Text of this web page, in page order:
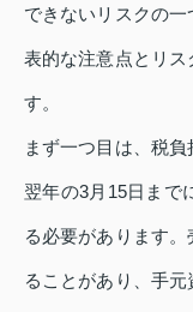
できないリスクの
表的な注意点とリス
す。
まず一つ目は、税
翌年の3月15日まで
る必要があります
ることがあり、手